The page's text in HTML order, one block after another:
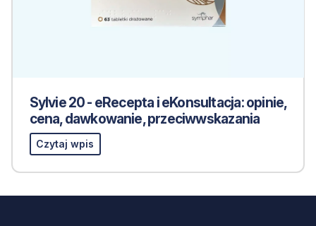
Sylvie 20 - eRecepta i eKonsultacja: opinie,
cena, dawkowanie, przeciwwskazania
Czytaj wpis